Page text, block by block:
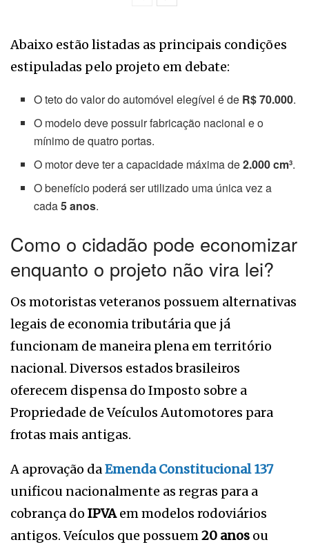
Abaixo estão listadas as principais condições
estipuladas pelo projeto em debate:
O teto do valor do automóvel elegível é de R$ 70.000.
O modelo deve possuir fabricação nacional e o
mínimo de quatro portas.
O motor deve ter a capacidade máxima de2.000 cm³.
O benefício poderá ser utilizado uma única vez a
cada5 anos.
Como o cidadão pode economizar
enquanto o projeto não vira lei?
Os motoristas veteranos possuem alternativas
legais de economia tributária que já
funcionam de maneira plena em território
nacional. Diversos estados brasileiros
oferecem dispensa do Imposto sobre a
Propriedade de Veículos Automotores para
frotas mais antigas.
A aprovação daEmenda Constitucional 137
unificou nacionalmente as regras para a
cobrança do IPVAem modelos rodoviários
antigos. Veículos que possuem20 anos ou